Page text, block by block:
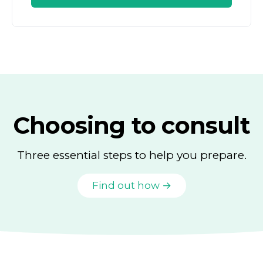
Choosing to consult
Three essential steps to help you prepare.
Find out how →